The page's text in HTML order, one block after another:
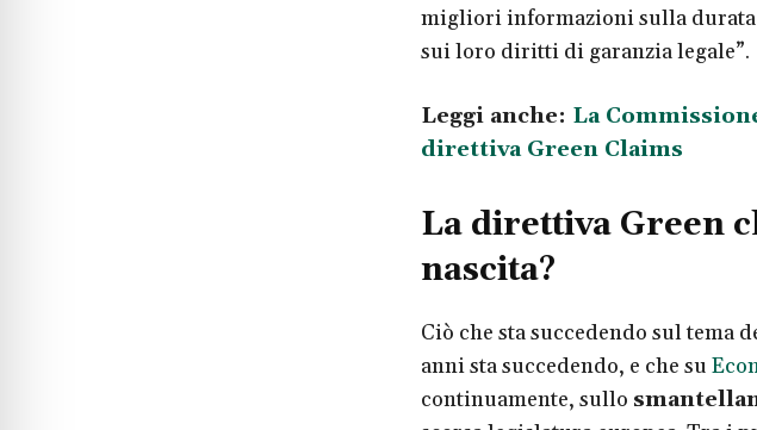
migliori informazioni sulla
sui loro diritti di garanzia legale”.
Leggi anche: La
direttiva Green Claims
La direttiva Green
nascita?
Ciò che sta succedendo sul tema
anni sta succedendo, e che su
continuamente, sullo